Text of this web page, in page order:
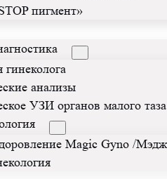
пигмент»
гинеколога
анализы
УЗИ органов малого таза
Magic Gyno /